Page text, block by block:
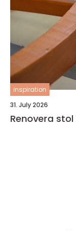
inspiration
31. July 2026